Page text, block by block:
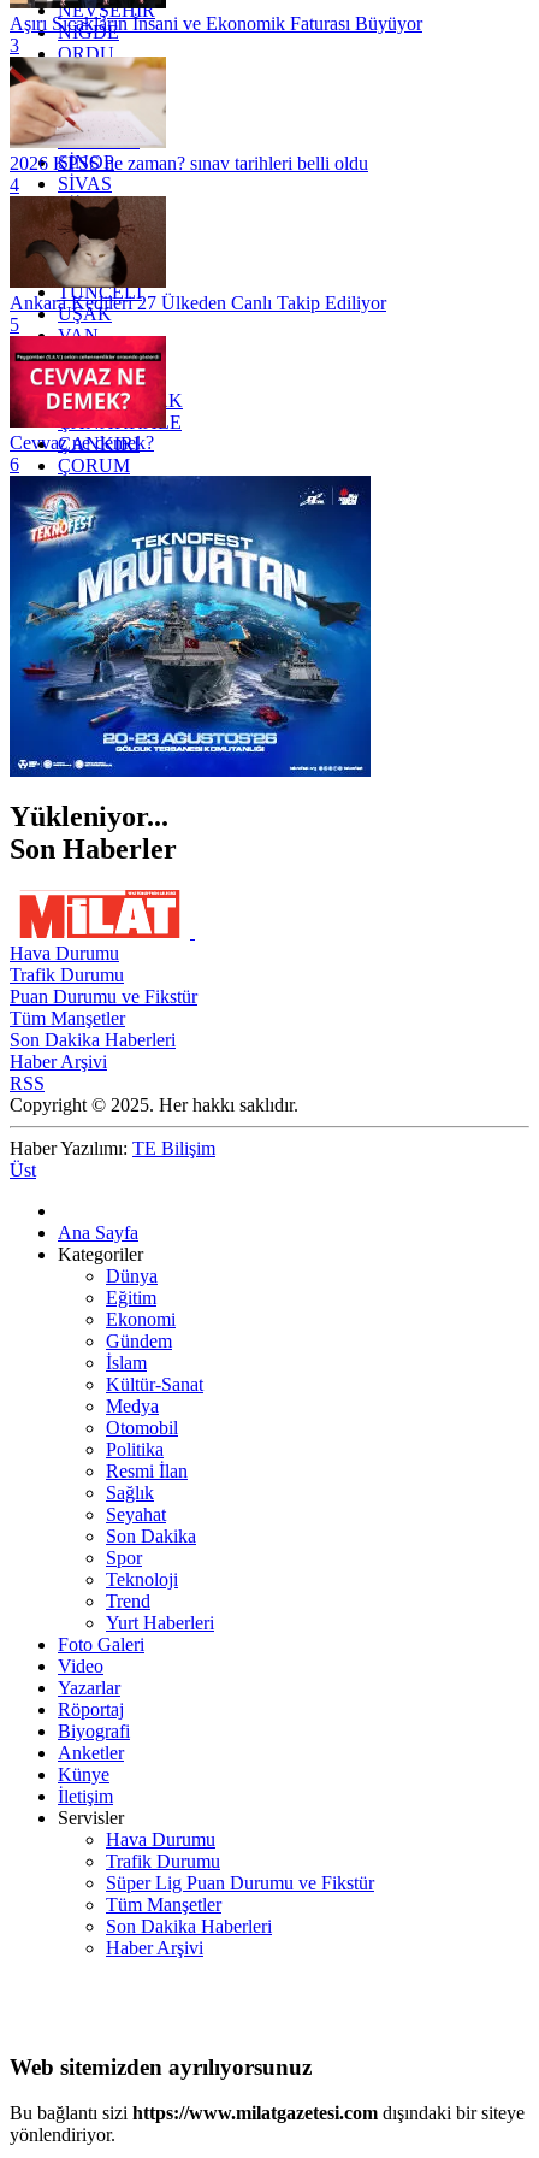
NEVŞEHİR
NİĞDE
ORDU
OSMANİYE
RİZE
SAKARYA
SAMSUN
SİNOP
SİVAS
SİİRT
TEKİRDAĞ
TOKAT
TRABZON
TUNCELİ
UŞAK
VAN
YALOVA
YOZGAT
ZONGULDAK
ÇANAKKALE
ÇANKIRI
ÇORUM
İSTANBUL
İZMİR
ŞANLIURFA
ŞIRNAK
Aşırı Sıcakların İnsani ve Ekonomik Faturası Büyüyor
3
2026 KPSS ne zaman? sınav tarihleri belli oldu
4
Ankara Kedileri 27 Ülkeden Canlı Takip Ediliyor
5
Cevvaz ne demek?
6
Yükleniyor...
Son Haberler
Hava Durumu
Trafik Durumu
Puan Durumu ve Fikstür
Tüm Manşetler
Son Dakika Haberleri
Haber Arşivi
RSS
Copyright © 2025. Her hakkı saklıdır.
Haber Yazılımı: TE Bilişim
Üst
Ana Sayfa
Kategoriler
Dünya
Eğitim
Ekonomi
Gündem
İslam
Kültür-Sanat
Medya
Otomobil
Politika
Resmi İlan
Sağlık
Seyahat
Son Dakika
Spor
Teknoloji
Trend
Yurt Haberleri
Foto Galeri
Video
Yazarlar
Röportaj
Biyografi
Anketler
Künye
İletişim
Servisler
Hava Durumu
Trafik Durumu
Süper Lig Puan Durumu ve Fikstür
Tüm Manşetler
Son Dakika Haberleri
Haber Arşivi
Web sitemizden ayrılıyorsunuz
Bu bağlantı sizi https://www.milatgazetesi.com dışındaki bir siteye
yönlendiriyor.